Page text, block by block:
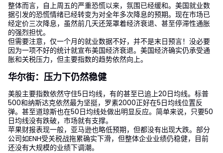
整体而言，自上周五的严重恐慌以来，氛围已经缓和。美国就业数
据引发的恐慌情绪已经转变为对全年多次降息的预期。现在市场已
经定价三次降息，虽然前几天还笼罩着经济衰退、甚至停滞性通胀
的强烈担忧。
但需要注意，仅一个月的就业数据不好，并不是末日预言！没必要
因为一项不好的统计就宣布美国经济衰退。美国经济确实仍承受通
胀和关税压力，但主要指数的趋势依然向上。
华尔街：压力下仍然稳健
美股主要指数依然守住5日均线，有的甚至已追上20日均线。标普
500和纳斯达克依然最为坚挺，罗素2000正好在5日均线位置反
弹。甚至道琼斯也在50日均线处做出明显反应。简单来说，只要50
日均线没有跌破，市场就有支撑。
苹果财报表现一般，亚马逊也略低预期，但都没有出现大跌。部分
公司如ENH受关税战拖累确实下滑，但整体企业业绩仍稳健，目前
还没有大规模的业绩下调潮。